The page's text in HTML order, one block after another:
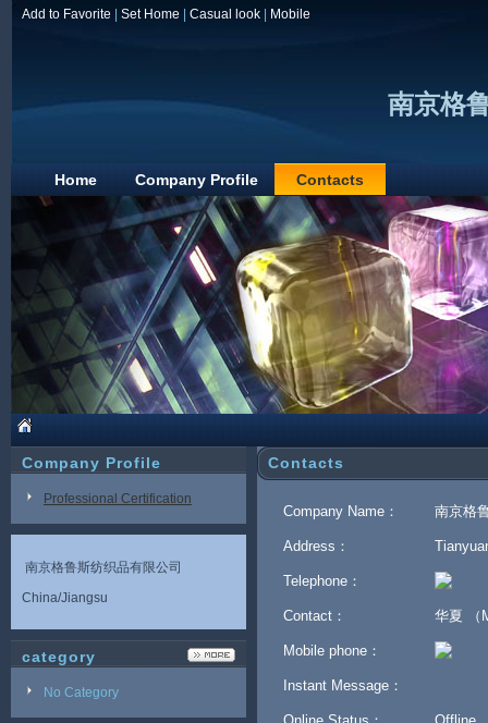
Add to Favorite Set Home Casual look Mobile
南京格
Home Company Profile Contacts
Company Profile
Professional Certification
南京格鲁斯纺织品有限公司
China/Jiangsu
category
No Category
Contacts
Company Name： 南京格
Address：
Telephone：
Contact： 华夏 （
Mobile phone：
Instant Message：